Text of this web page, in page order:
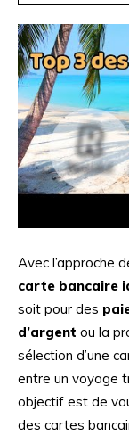
Avec l’approche
carte bancaire
soit pour des
d’argent ou la
sélection d’une
entre un voyage
objectif est de
des cartes